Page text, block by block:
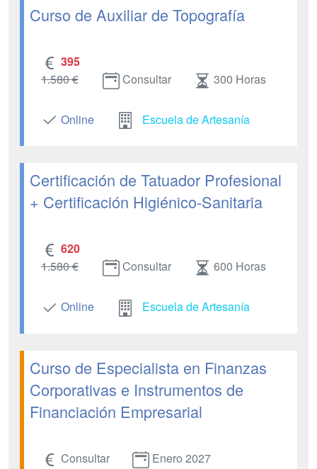
Curso de Auxiliar de Topografía
395
1.580 €
Consultar 300 Horas
Online Escuela de Artesanía
Certificación de Tatuador Profesional
+ Certificación Higiénico-Sanitaria
620
1.580 €
Consultar 600 Horas
Online Escuela de Artesanía
Curso de Especialista en Finanzas
Corporativas e Instrumentos de
Financiación Empresarial
Consultar Enero 2027